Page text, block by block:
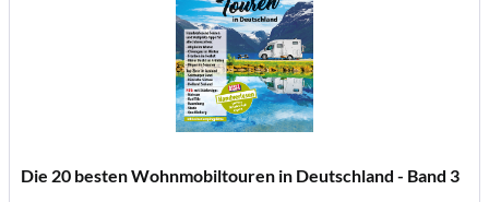
Die 20 besten Wohnmobiltouren in Deutschland - Band 3